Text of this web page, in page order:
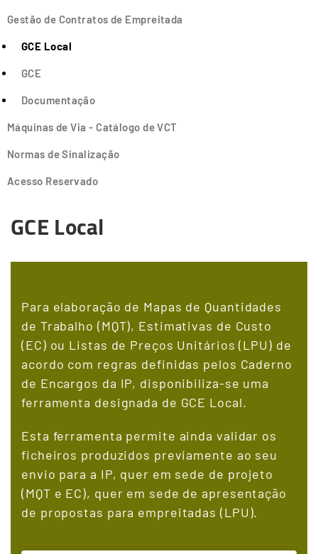
Gestão de Contratos de Empreitada
GCE Local
GCE
Documentação
Máquinas de Via - Catálogo de VCT
Normas de Sinalização
Acesso Reservado
GCE Local
Para elaboração de Mapas de Quantidades
de Trabalho (MQT), Estimativas de Custo
(EC) ou Listas de Preços Unitários (LPU) de
acordo com regras definidas pelos Caderno
de Encargos da IP, disponibiliza-se uma
ferramenta designada de GCE Local.
Esta ferramenta permite ainda validar os
ficheiros produzidos previamente ao seu
envio para a IP, quer em sede de projeto
(MQT e EC), quer em sede de apresentação
de propostas para empreitadas (LPU).